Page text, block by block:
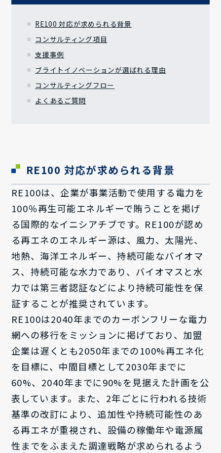
RE100 対応が求められる背景
コンサルティング項目
支援事例
ブライトイノベーションが選ばれる理由
コンサルティングフロー
よくあるご質問
RE100 対応が求められる背景
RE100は、企業が事業活動で使用する電力を
100％再生可能エネルギーで賄うことを掲げ
る国際的なイニシアチブです。RE100が認め
る再エネのエネルギー源は、風力、太陽光、
地熱、海洋エネルギー、持続可能なバイオマ
ス、持続可能な水力であり、バイオマスと水
力では第三者認証などにより持続可能性を保
証することが推奨されています。
RE100は2040年までのカーボンフリーな電力
網への移行をミッションに掲げており、加盟
企業は遅くとも2050年までの100%再エネ化
を目標に、中間目標として2030年までに
60%、2040年までに90%を見据えた計画を公
表しています。また、2年ごとに行われる技術
基準の改訂により、追加性や持続可能性のあ
る再エネが重視され、設備の稼働年や電源属
性までをふまえた調達戦略が求められるよう